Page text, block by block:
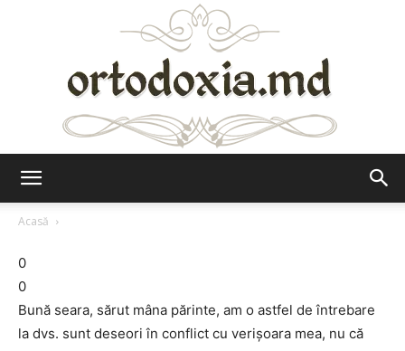
Acasă
0
0
Bună seara, sărut mâna părinte, am o astfel de întrebare
la dvs. sunt deseori în conflict cu verişoara mea, nu că